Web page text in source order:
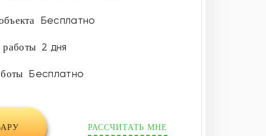
Бесплатно
2 дня
Бесплатно
РАССЧИТАТЬ МНЕ